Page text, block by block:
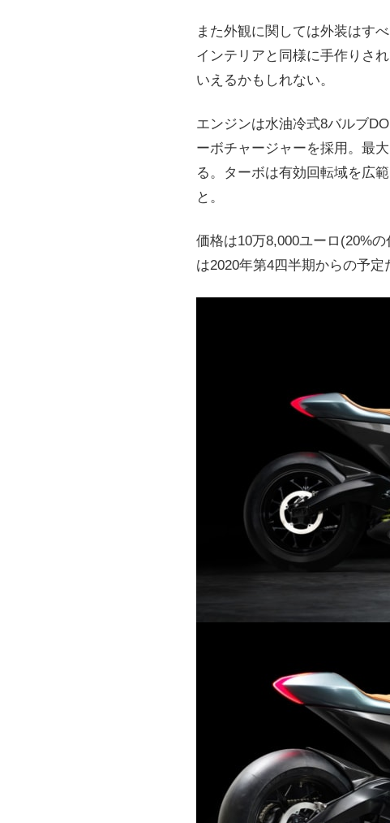
また外観に関しては外装はす
インテリアと同様に手作りさ
いえるかもしれない。
エンジンは水油冷式8バルブ
ーボチャージャーを採用。最
る。ターボは有効回転域を広
と。
価格は10万8,000ユーロ(20%
は2020年第4四半期からの予定